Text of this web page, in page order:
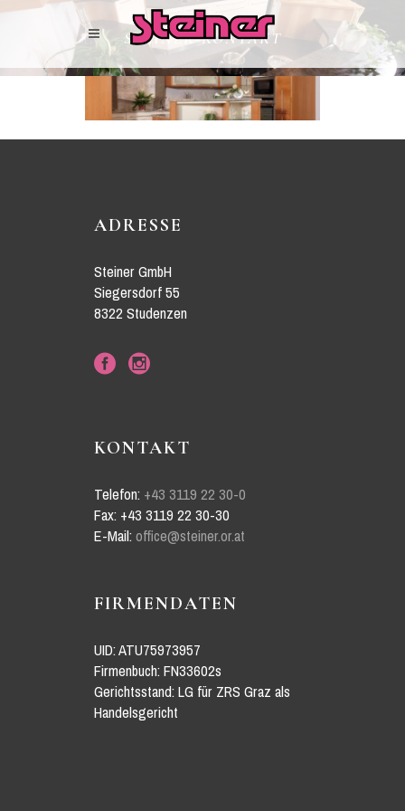
STEINER-KONTAKT
ADRESSE
Steiner GmbH
Siegersdorf 55
8322 Studenzen
KONTAKT
Telefon:+43 3119 22 30-0
Fax: +43 3119 22 30-30
E-Mail:office@steiner.or.at
FIRMENDATEN
UID: ATU75973957
Firmenbuch: FN33602s
Gerichtsstand: LG für ZRS Graz als
Handelsgericht